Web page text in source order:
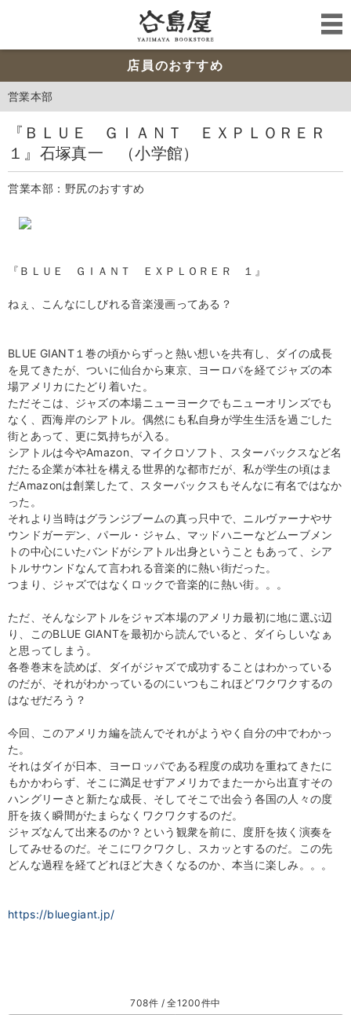
店員のおすすめ
営業本部
『ＢＬＵＥ ＧＩＡＮＴ ＥＸＰＬＯＲＥＲ
１』石塚真一 （小学館）
営業本部：野尻のおすすめ
『ＢＬＵＥ ＧＩＡＮＴ ＥＸＰＬＯＲＥＲ １』
ねぇ、こんなにしびれる音楽漫画ってある？
BLUE GIANT１巻の頃からずっと熱い想いを共有し、ダイの成長
を見てきたが、ついに仙台から東京、ヨーロパを経てジャズの本
場アメリカにたどり着いた。
ただそこは、ジャズの本場ニューヨークでもニューオリンズでも
なく、西海岸のシアトル。偶然にも私自身が学生生活を過ごした
街とあって、更に気持ちが入る。
シアトルは今やAmazon、マイクロソフト、スターバックスなど名
だたる企業が本社を構える世界的な都市だが、私が学生の頃はま
だAmazonは創業したて、スターバックスもそんなに有名ではなか
った。
それより当時はグランジブームの真っ只中で、ニルヴァーナやサ
ウンドガーデン、パール・ジャム、マッドハニーなどムーブメン
トの中心にいたバンドがシアトル出身ということもあって、シア
トルサウンドなんて言われる音楽的に熱い街だった。
つまり、ジャズではなくロックで音楽的に熱い街。。。
ただ、そんなシアトルをジャズ本場のアメリカ最初に地に選ぶ辺
り、このBLUE GIANTを最初から読んでいると、ダイらしいなぁ
と思ってしまう。
各巻巻末を読めば、ダイがジャズで成功することはわかっている
のだが、それがわかっているのにいつもこれほどワクワクするの
はなぜだろう？
今回、このアメリカ編を読んでそれがようやく自分の中でわかっ
た。
それはダイが日本、ヨーロッパである程度の成功を重ねてきたに
もかかわらず、そこに満足せずアメリカでまた一から出直すその
ハングリーさと新たな成長、そしてそこで出会う各国の人々の度
肝を抜く瞬間がたまらなくワクワクするのだ。
ジャズなんて出来るのか？という観衆を前に、度肝を抜く演奏を
してみせるのだ。そこにワクワクし、スカッとするのだ。この先
どんな過程を経てどれほど大きくなるのか、本当に楽しみ。。。
https://bluegiant.jp/
708件 / 全1200件中